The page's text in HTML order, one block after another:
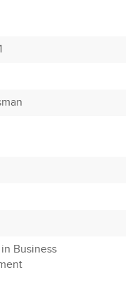
Business